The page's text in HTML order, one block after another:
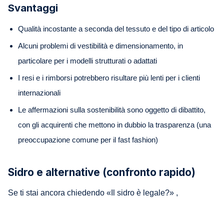
Svantaggi
Qualità incostante a seconda del tessuto e del tipo di articolo
Alcuni problemi di vestibilità e dimensionamento, in
particolare per i modelli strutturati o adattati
I resi e i rimborsi potrebbero risultare più lenti per i clienti
internazionali
Le affermazioni sulla sostenibilità sono oggetto di dibattito,
con gli acquirenti che mettono in dubbio la trasparenza (una
preoccupazione comune per il fast fashion)
Sidro e alternative (confronto rapido)
Se ti stai ancora chiedendo «Il sidro è legale?» ,